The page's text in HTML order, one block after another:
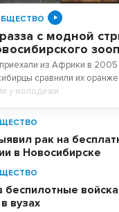
с модной
из Африки в 2005
сравнили их
у молодежи.
рак на
в Новосибирске
вузах